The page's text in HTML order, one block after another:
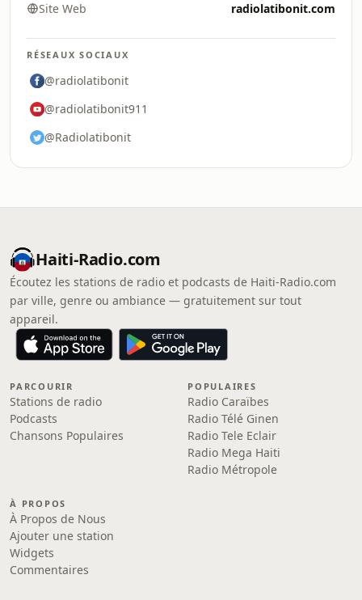
Site Web radiolatibonit.com
RÉSEAUX SOCIAUX
@radiolatibonit
@radiolatibonit911
@Radiolatibonit
Haiti-Radio.com
Écoutez les stations de radio et podcasts de Haiti-Radio.com
par ville, genre ou ambiance — gratuitement sur tout
appareil.
PARCOURIR
Stations de radio
Podcasts
Chansons Populaires
POPULAIRES
Radio Caraïbes
Radio Télé Ginen
Radio Tele Eclair
Radio Mega Haiti
Radio Métropole
À PROPOS
À Propos de Nous
Ajouter une station
Widgets
Commentaires